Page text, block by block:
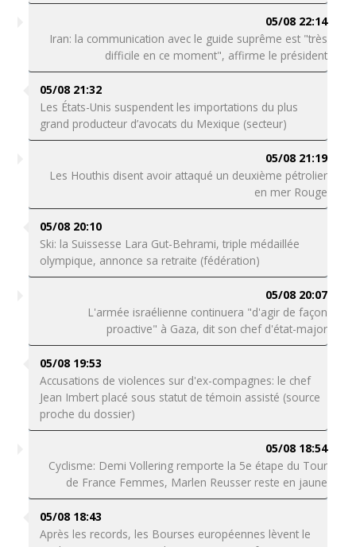
05/08 22:14
Iran: la communication avec le guide suprême est "très
difficile en ce moment", affirme le président
05/08 21:32
Les États-Unis suspendent les importations du plus
grand producteur d’avocats du Mexique (secteur)
05/08 21:19
Les Houthis disent avoir attaqué un deuxième pétrolier
en mer Rouge
05/08 20:10
Ski: la Suissesse Lara Gut-Behrami, triple médaillée
olympique, annonce sa retraite (fédération)
05/08 20:07
L'armée israélienne continuera "d'agir de façon
proactive" à Gaza, dit son chef d'état-major
05/08 19:53
Accusations de violences sur d'ex-compagnes: le chef
Jean Imbert placé sous statut de témoin assisté (source
proche du dossier)
05/08 18:54
Cyclisme: Demi Vollering remporte la 5e étape du Tour
de France Femmes, Marlen Reusser reste en jaune
05/08 18:43
Après les records, les Bourses européennes lèvent le